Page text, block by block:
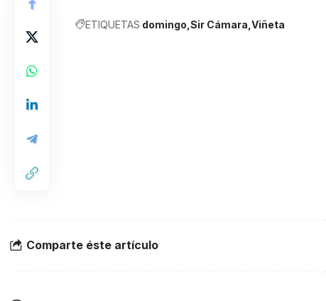
ETIQUETAS domingo Sir Cámara Viñeta
Comparte éste artículo